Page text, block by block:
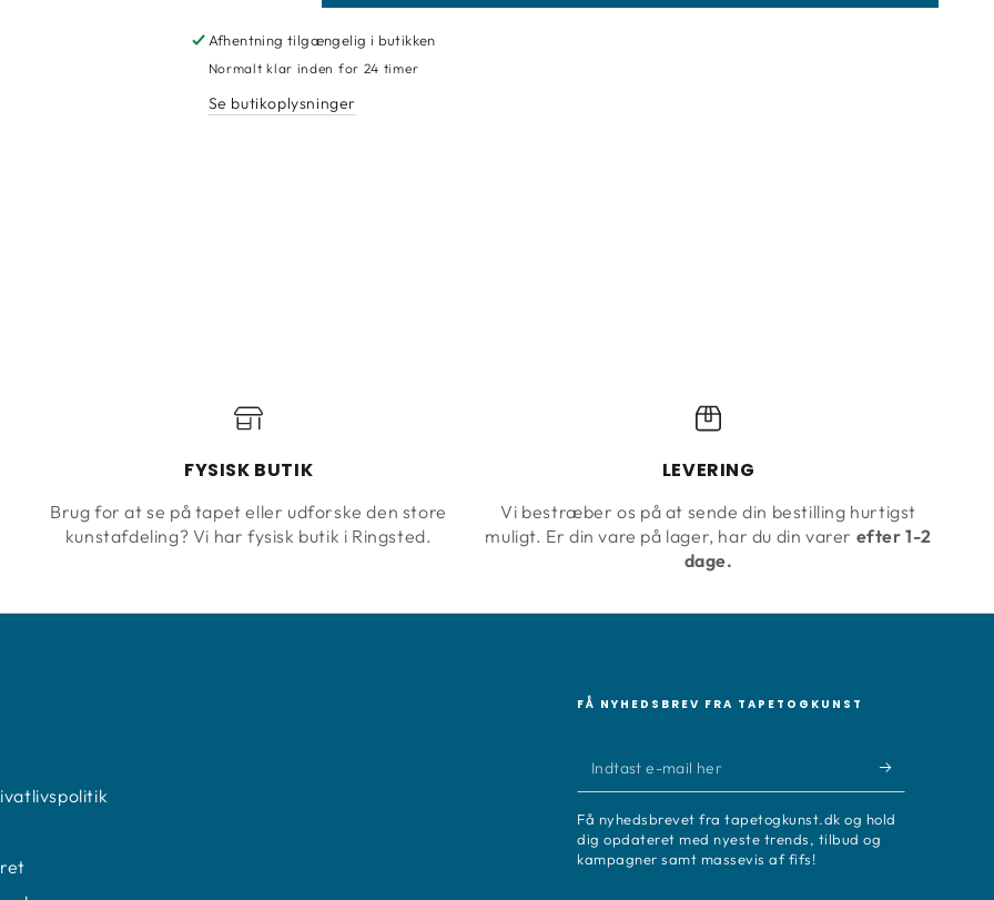
for
Golden
21554
mængde
for
Golden
21554
Afhentning tilgængelig i butikken
Normalt klar inden for 24 timer
Se butikoplysninger
FYSISK BUTIK
Brug for at se på tapet eller udforske den store
kunstafdeling? Vi har fysisk butik i Ringsted.
LEVERING
Vi bestræber os på at sende din bestilling hurtigst
muligt. Er din vare på lager, har du din varer efter 1-2
dage.
FÅ NYHEDSBREV FRA TAPETOGKUNST
Indtast
e-
mail
her
Få nyhedsbrevet fra tapetogkunst.dk og hold
dig opdateret med nyeste trends, tilbud og
kampagner samt massevis af fifs!